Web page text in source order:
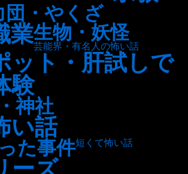
団・やくざ
業生物・妖怪
芸能界・有名人の怖い話
ット・肝試しで
験
神社
い話
た事件短くて怖い話
ーズ